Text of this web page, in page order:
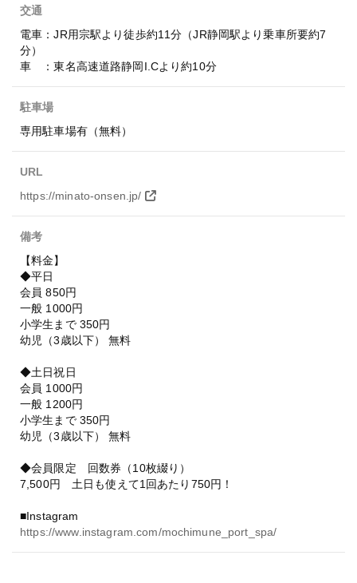
交通
電車：JR用宗駅より徒歩約11分（JR静岡駅より乗車所要約7
分）
車 ：東名高速道路静岡I.Cより約10分
駐車場
専用駐車場有（無料）
URL
https://minato-onsen.jp/
備考
【料金】
◆平日
会員 850円
一般 1000円
小学生まで 350円
幼児（3歳以下） 無料
◆土日祝日
会員 1000円
一般 1200円
小学生まで 350円
幼児（3歳以下） 無料
◆会員限定 回数券（10枚綴り）
7,500円 土日も使えて1回あたり750円！
■Instagram
https://www.instagram.com/mochimune_port_spa/